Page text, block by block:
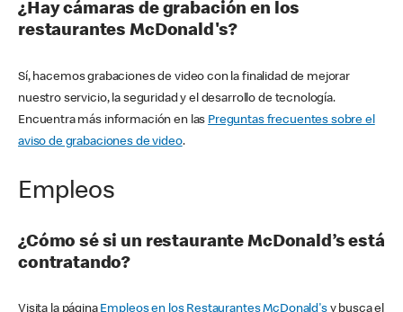
¿Hay cámaras de grabación en los
restaurantes McDonald's?
Sí, hacemos grabaciones de video con la finalidad de mejorar
nuestro servicio, la seguridad y el desarrollo de tecnología.
Encuentra más información en las Preguntas frecuentes sobre el
aviso de grabaciones de video.
Empleos
¿Cómo sé si un restaurante McDonald’s está
contratando?